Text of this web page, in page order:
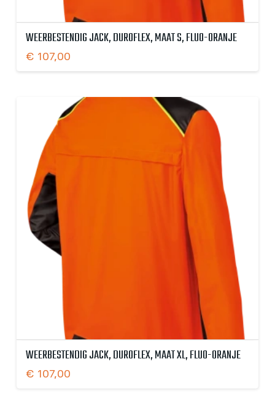
WEERBESTENDIG JACK, DUROFLEX, MAAT S, FLUO-ORANJE
€ 107,00
WEERBESTENDIG JACK, DUROFLEX, MAAT XL, FLUO-ORANJE
€ 107,00